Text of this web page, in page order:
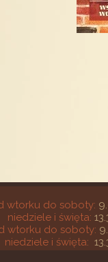
wtorku do soboty:
wtorku do soboty: